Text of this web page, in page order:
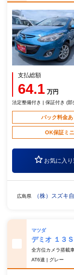
支払総額
64.1 万円
法定整備付き | 保証付き (
パック料金あ
OK保証ミニ
お気に入り
広島県 （株）スズ
マツダ
デミオ １３
全方位カメラ搭載
AT6速 | グレー